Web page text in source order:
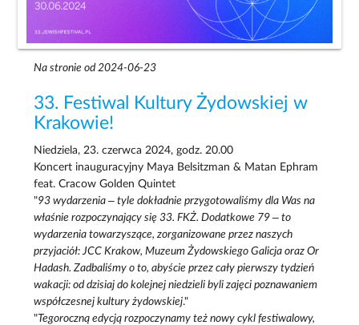
Na stronie od 2024-06-23
33. Festiwal Kultury Żydowskiej w
Krakowie!
Niedziela, 23. czerwca 2024, godz. 20.00
Koncert inauguracyjny Maya Belsitzman & Matan Ephram
feat. Cracow Golden Quintet
"93 wydarzenia – tyle dokładnie przygotowaliśmy dla Was na
właśnie rozpoczynający się 33. FKŻ. Dodatkowe 79 – to
wydarzenia towarzyszące, zorganizowane przez naszych
przyjaciół: JCC Krakow, Muzeum Żydowskiego Galicja oraz Or
Hadash. Zadbaliśmy o to, abyście przez cały pierwszy tydzień
wakacji: od dzisiaj do kolejnej niedzieli byli zajęci poznawaniem
współczesnej kultury żydowskiej."
"Tegoroczną edycją rozpoczynamy też nowy cykl festiwalowy,